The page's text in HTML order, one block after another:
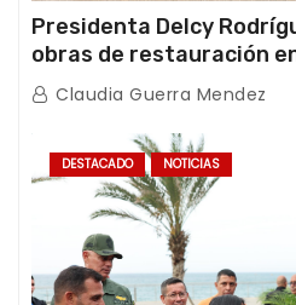
Presidenta Delcy
obras de restauración
afectaciones sísmicas
Claudia Guerra Mendez
DESTACADO NOTICIAS